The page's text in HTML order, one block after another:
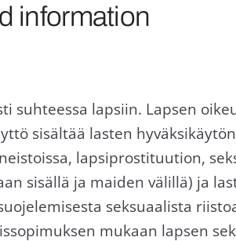
information
suhteessa lapsiin. Lapsen
sisältää lasten
lapsiprostituution,
sisällä ja maiden välillä) ja
seksuaalista
mukaan lapsen